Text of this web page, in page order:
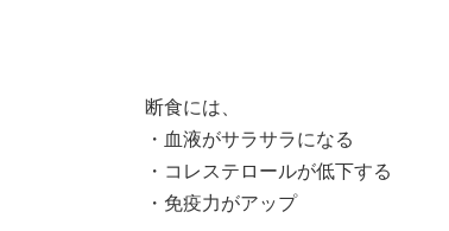
断食には、
・血液がサラサラになる
・コレステロールが低下する
・免疫力がアップ